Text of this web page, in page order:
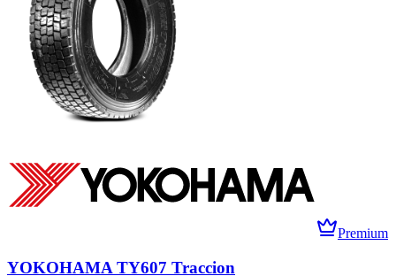
Premium
YOKOHAMA TY607 Traccion